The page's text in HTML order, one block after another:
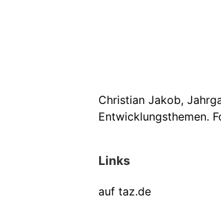
Christian Jakob,
Entwicklungsthemen.
Links
auf taz.de